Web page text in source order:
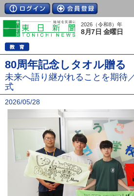
2026（令和8）年
8月7日 金曜日
80周年記念しタオル贈る
未来へ語り継がれることを期待
式
2026/05/28